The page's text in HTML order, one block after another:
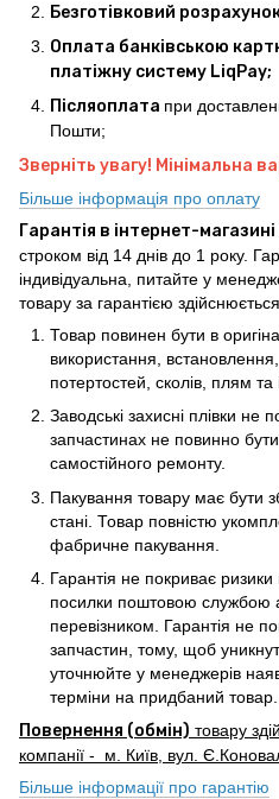
Безготівковий
Оплата банківською
платіжну систему LiqPay;
Післяоплата при
Пошти;
Зверніть увагу! Мінімальна
Більше інформація про оплату
Гарантія в інтернет-
строком від 14 днів до 1 року.
індивідуальна, питайте у
товару за гарантією
Товар повинен бути в
використання,
потертостей, сколів, плям та
Заводські захисні плівки не
запчастинах не повинно
самостійного ремонту.
Пакування товару має бути
стані. Товар повністю
фабричне пакування.
Гарантія не покриває
посилки поштовою службою
перевізником. Гарантія не
запчастин, тому, щоб
уточнюйте у менеджерів
терміни на придбаний товар.
Повернення (обмін) товару
компанії - м. Київ, вул.
Більше інформації про гарантію